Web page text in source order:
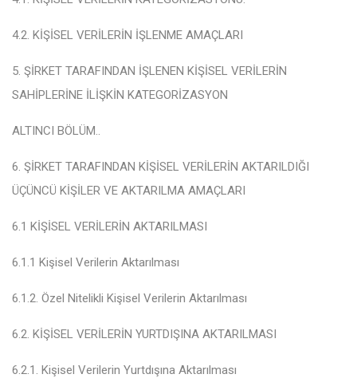
4.2. KİŞİSEL VERİLERİN İŞLENME AMAÇLARI
5. ŞİRKET TARAFINDAN İŞLENEN KİŞİSEL VERİLERİN
SAHİPLERİNE İLİŞKİN KATEGORİZASYON
ALTINCI BÖLÜM..
6. ŞİRKET TARAFINDAN KİŞİSEL VERİLERİN AKTARILDIĞI
ÜÇÜNCÜ KİŞİLER VE AKTARILMA AMAÇLARI
6.1 KİŞİSEL VERİLERİN AKTARILMASI
6.1.1 Kişisel Verilerin Aktarılması
6.1.2. Özel Nitelikli Kişisel Verilerin Aktarılması
6.2. KİŞİSEL VERİLERİN YURTDIŞINA AKTARILMASI
6.2.1. Kişisel Verilerin Yurtdışına Aktarılması